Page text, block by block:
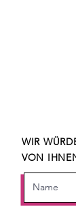
WIR
VON